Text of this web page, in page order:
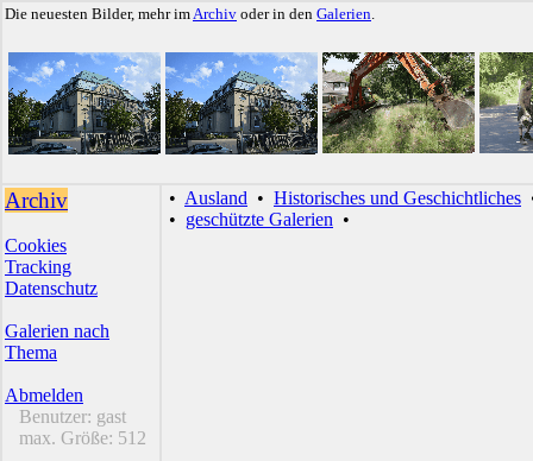
Die neuesten Bilder, mehr imArchiv oder in den Galerien.
Archiv
Cookies
Tracking
Datenschutz
Galerien nach
Thema
Abmelden
Benutzer: gast
max. Größe: 512
• Ausland • Historisches und Geschichtliches
• geschützte Galerien •